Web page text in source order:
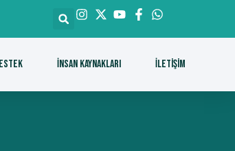
İnsan Kaynakları İletişim